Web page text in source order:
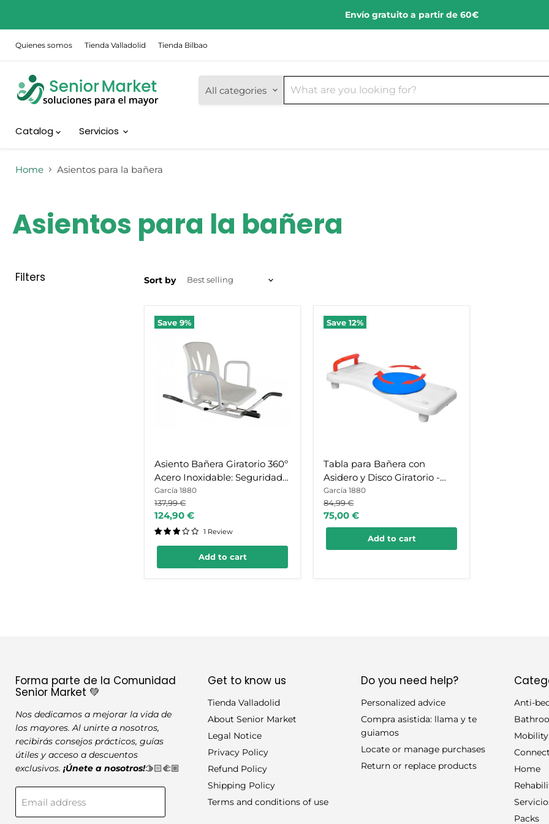
Envío gratuito a partir de 60€
Quienes somos Tienda Valladolid Tienda Bilbao
All categories
Catalog Servicios
Home Asientos para la bañera
Asientos para la bañera
Filters Sort by
Save9%
Asiento
Bañera
Giratorio
Inoxidable:
Seguridad
Facilidad
Asiento Bañera Giratorio 360º
Acero Inoxidable: Seguridad y
Facilidad para Personas
Mayores
García 1880
Original
price
137,99 €
Current
price
124,90 €
1 Review
Add to cart
Save12%
Tabla
para
Asidero
y
Disco
Tabla para Bañera con
Asidero y Disco Giratorio -
Asiento 32.5 cm
García 1880
Original
price
84,99 €
Current
price
75,00 €
Add to cart
Forma parte de la Comunidad
Senior Market 💚
Nos dedicamos a mejorar la vida de
los mayores. Al unirte a nosotros,
recibirás consejos prácticos, guías
útiles y acceso a descuentos
exclusivos. ¡Únete a nosotros!🫱🏻‍🫲🏼
Email address
Get to know us
Tienda Valladolid
About Senior Market
Legal Notice
Privacy Policy
Refund Policy
Shipping Policy
Terms and conditions of use
Do you need help?
Personalized advice
Compra asistida: llama y te
guiamos
Locate or manage purchases
Return or replace products
Anti-
Mobility
Home
Packs